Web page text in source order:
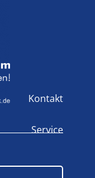
Kontakt
Service